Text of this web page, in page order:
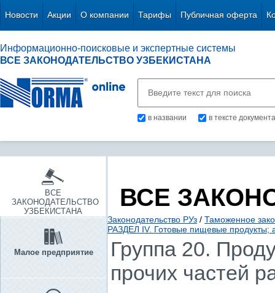
Новости Акции О компании Тарифы Публичная оферта
Информационно-поисковые и экспертные системы
ВСЕ ЗАКОНОДАТЕЛЬСТВО УЗБЕКИСТАНА
в названии в тексте документа
ВСЕ
ЗАКОНОДАТЕЛЬСТВО
УЗБЕКИСТАНА
Малое предприятие
ВСЕ
Законодательство РУз / Таможенное
РАЗДЕЛ IV. Готовые пищевые продукты;
Группа 20.
прочих частей